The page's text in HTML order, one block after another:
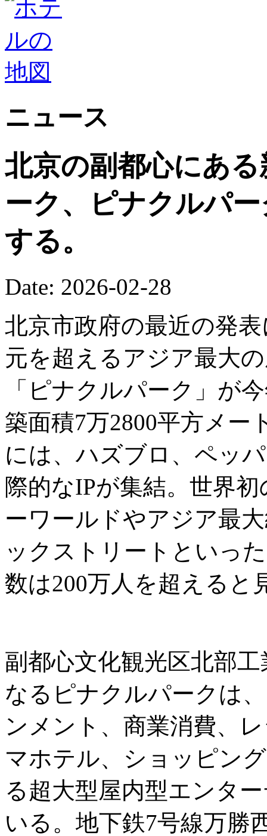
ニュース
北京の副都心にあ
ーク、ピナクルパ
する。
Date: 2026-02-28
北京市政府の最近の発
元を超えるアジア最大
「ピナクルパーク」が
築面積7万2800平方メ
には、ハズブロ、ペッ
際的なIPが集結。世界
ーワールドやアジア最
ックストリートといっ
数は200万人を超えると
副都心文化観光区北部
なるピナクルパークは
ンメント、商業消費、
マホテル、ショッピン
る超大型屋内型エンタ
いる。地下鉄7号線万勝